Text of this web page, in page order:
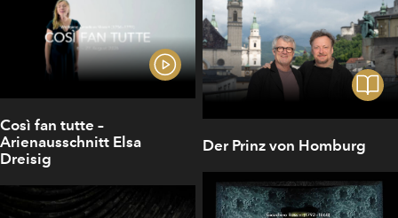
Così fan tutte –
Arienausschnitt Elsa
Dreisig
Der Prinz von Homburg